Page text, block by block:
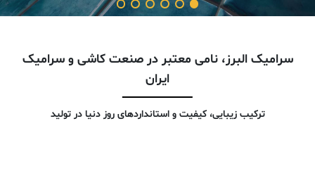
سرامیک البرز، نامی معتبر در صنعت کاشی و سرامیک
ایران
ترکیب زیبایی، کیفیت و استانداردهای روز دنیا در تولید